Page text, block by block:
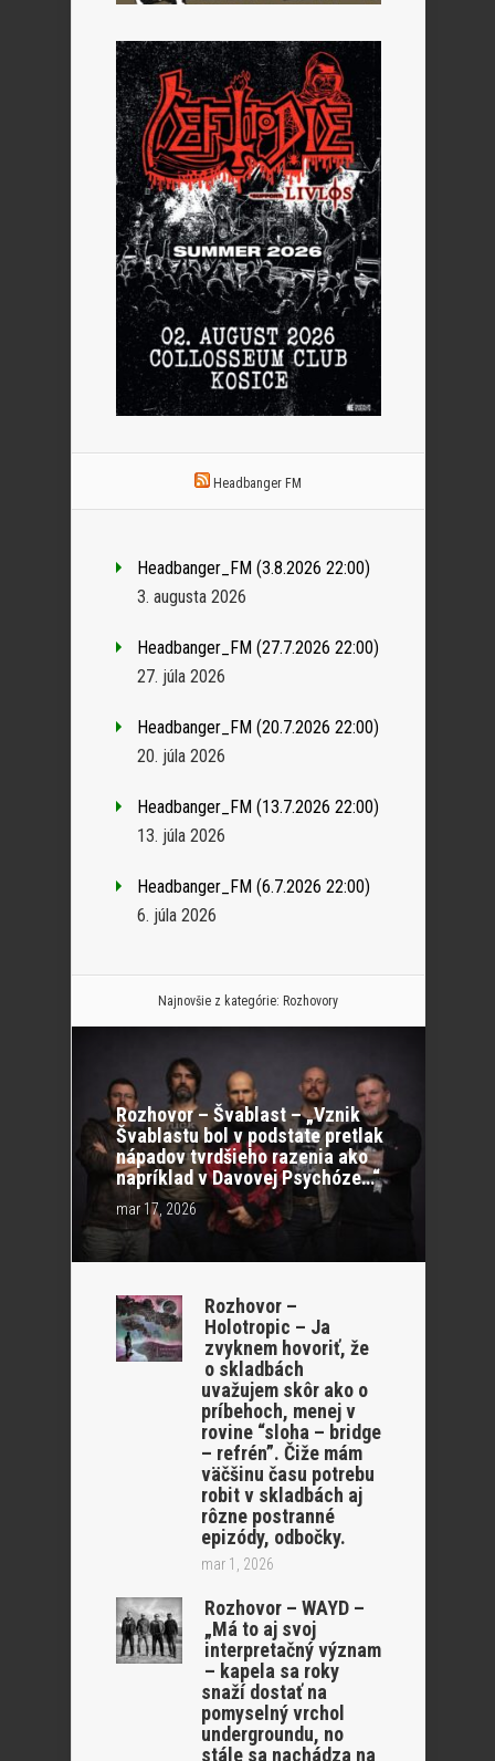
Headbanger FM
Headbanger_FM (3.8.2026 22:00)
3. augusta 2026
Headbanger_FM (27.7.2026 22:00)
27. júla 2026
Headbanger_FM (20.7.2026 22:00)
20. júla 2026
Headbanger_FM (13.7.2026 22:00)
13. júla 2026
Headbanger_FM (6.7.2026 22:00)
6. júla 2026
Najnovšie z kategórie: Rozhovory
Rozhovor – Švablast – „Vznik
Švablastu bol v podstate pretlak
nápadov tvrdšieho razenia ako
napríklad v Davovej Psychóze…“
mar 17, 2026
Rozhovor –
Holotropic – Ja
zvyknem hovoriť, že
o skladbách
uvažujem skôr ako o
príbehoch, menej v
rovine “sloha – bridge
– refrén”. Čiže mám
väčšinu času potrebu
robit v skladbách aj
rôzne postranné
epizódy, odbočky.
mar 1, 2026
Rozhovor – WAYD –
„Má to aj svoj
interpretačný význam
– kapela sa roky
snaží dostať na
pomyselný vrchol
undergroundu, no
stále sa nachádza na